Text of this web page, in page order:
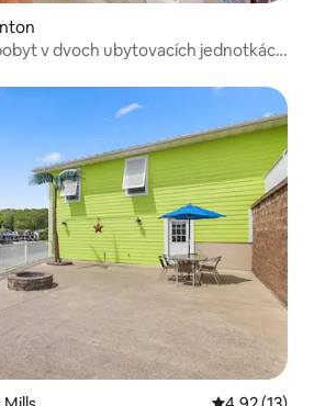
v dvoch ubytovacích jednotkách